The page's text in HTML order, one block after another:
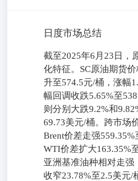
日度市场总结
截至2025年6月23日，
化特征。SC原油期货
升至574.5元/桶，涨幅
幅回调收跌5.65%至
则分别大跌9.2%和
69.73美元/桶。跨市场
Brent价差走强
WTI价差扩大163.35%
亚洲基准油种相对走强
收窄23.78%至2.5美元/